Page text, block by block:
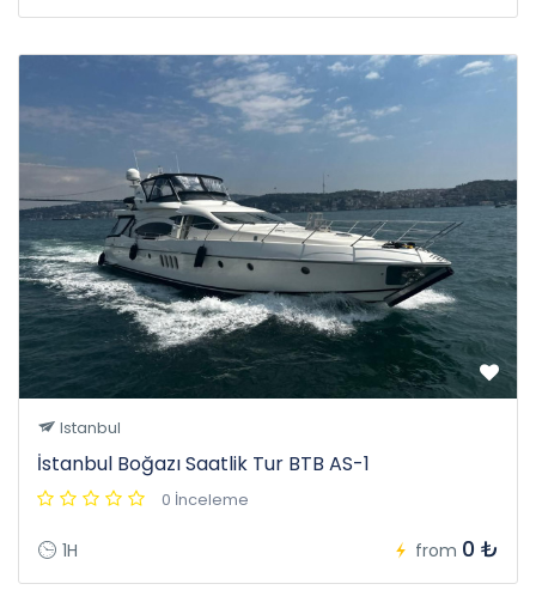
Istanbul
İstanbul Boğazı Saatlik Tur BTB AS-1
0 İnceleme
1H from 0 ₺